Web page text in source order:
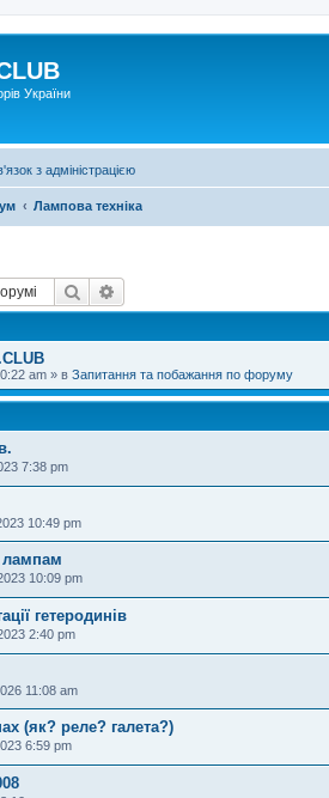
України
з адміністрацією
Лампова техніка
Пошук
am » в Запитання та побажання по форуму
7:38 pm
10:49 pm
лампам
10:09 pm
гетеродинів
2:40 pm
11:08 am
(як? реле? галета?)
6:59 pm